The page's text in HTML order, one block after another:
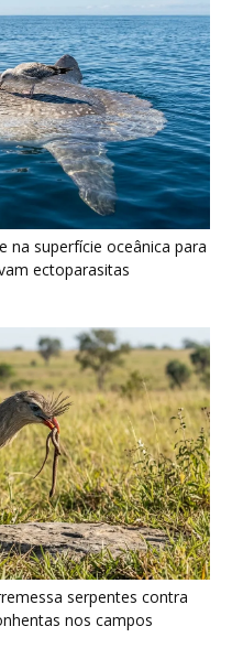
serpentes contra
nos campos
em grupo para
cardumes de peixes